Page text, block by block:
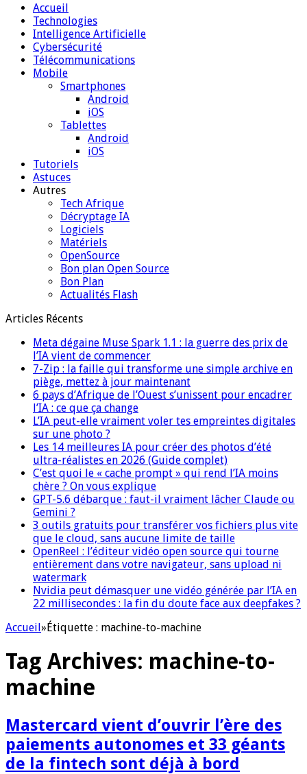
Accueil
Technologies
Intelligence Artificielle
Cybersécurité
Télécommunications
Mobile
Smartphones
Android
iOS
Tablettes
Android
iOS
Tutoriels
Astuces
Autres
Tech Afrique
Décryptage IA
Logiciels
Matériels
OpenSource
Bon plan Open Source
Bon Plan
Actualités Flash
Articles Récents
Meta dégaine Muse Spark 1.1 : la guerre des prix de
l’IA vient de commencer
7-Zip : la faille qui transforme une simple archive en
piège, mettez à jour maintenant
6 pays d’Afrique de l’Ouest s’unissent pour encadrer
l’IA : ce que ça change
L’IA peut-elle vraiment voler tes empreintes digitales
sur une photo ?
Les 14 meilleures IA pour créer des photos d’été
ultra-réalistes en 2026 (Guide complet)
C’est quoi le « cache prompt » qui rend l’IA moins
chère ? On vous explique
GPT-5.6 débarque : faut-il vraiment lâcher Claude ou
Gemini ?
3 outils gratuits pour transférer vos fichiers plus vite
que le cloud, sans aucune limite de taille
OpenReel : l’éditeur vidéo open source qui tourne
entièrement dans votre navigateur, sans upload ni
watermark
Nvidia peut démasquer une vidéo générée par l’IA en
22 millisecondes : la fin du doute face aux deepfakes ?
Accueil»Étiquette : machine-to-machine
Tag Archives: machine-to-
machine
Mastercard vient d’ouvrir l’ère des
paiements autonomes et 33 géants
de la fintech sont déjà à bord